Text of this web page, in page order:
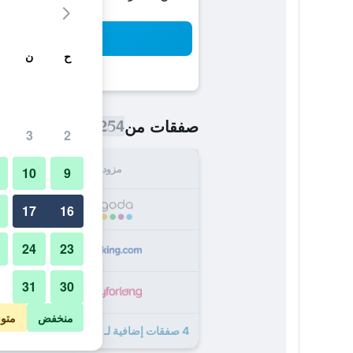
صفقات من254 ﷼
مزود
4 صفقات إضافية لـ ستاشيو إيكو آرت هوتل
ح ن
2
3
9
10
16
17
23
24
30
31
منخفض